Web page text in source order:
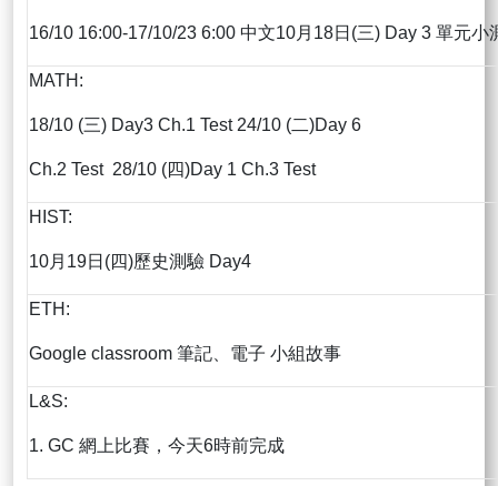
16/10 16:00-17/10/23 6:00 中文10月18日(三) Day 3 單元小
MATH:
18/10 (三) Day3 Ch.1 Test 24/10 (二)Day 6
Ch.2 Test 28/10 (四)Day 1 Ch.3 Test
HIST:
10月19日(四)歷史測驗 Day4
ETH:
Google classroom 筆記、電子 小組故事
L&S:
1. GC 網上比賽，今天6時前完成